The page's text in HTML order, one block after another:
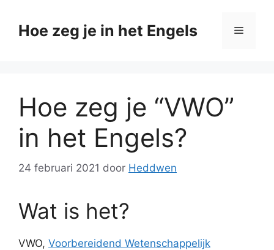
naarHoe zeg je in het Engels Menu
Hoe zeg je “VWO”
in het Engels?
24 februari 2021 door Heddwen
Wat is het?
VWO, Voorbereidend Wetenschappelijk